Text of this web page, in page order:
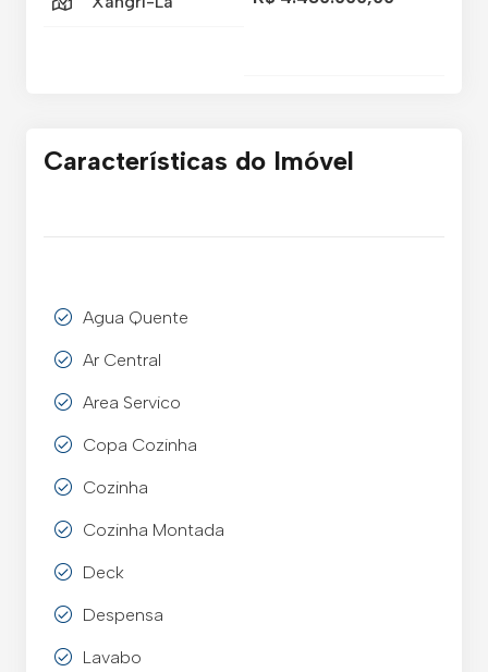
Características do Imóvel
Agua Quente
Ar Central
Area Servico
Copa Cozinha
Cozinha
Cozinha Montada
Deck
Despensa
Lavabo